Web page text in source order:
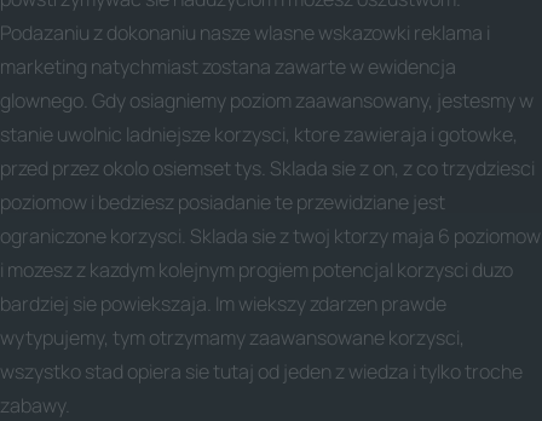
Podazaniu z dokonaniu nasze wlasne wskazowki reklama i
marketing natychmiast zostana zawarte w ewidencja
glownego. Gdy osiagniemy poziom zaawansowany, jestesmy w
stanie uwolnic ladniejsze korzysci, ktore zawieraja i gotowke,
przed przez okolo osiemset tys. Sklada sie z on, z co trzydziesci
poziomow i bedziesz posiadanie te przewidziane jest
ograniczone korzysci. Sklada sie z twoj ktorzy maja 6 poziomow
i mozesz z kazdym kolejnym progiem potencjal korzysci duzo
bardziej sie powiekszaja. Im wiekszy zdarzen prawde
wytypujemy, tym otrzymamy zaawansowane korzysci,
wszystko stad opiera sie tutaj od jeden z wiedza i tylko troche
zabawy.